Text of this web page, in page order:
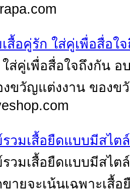
สื้อคู่รัก ใส่คู่เพื่อสื่อใ
ส่คู่เพื่อสื่อใจถึงกัน
งขวัญแต่งงาน ของข
วมเสื้อยืดแบบมีสไต
วมเสื้อยืดแบบมีสไต
ายจะเน้นเฉพาะเสื้